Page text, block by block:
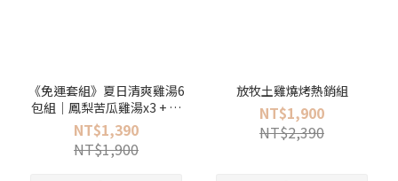
《免運套組》夏日清爽雞湯6
包組｜鳳梨苦瓜雞湯x3 + 剝
皮辣椒雞湯x3
NT$1,390
NT$1,900
放牧土雞燒烤熱銷組
NT$1,900
NT$2,390